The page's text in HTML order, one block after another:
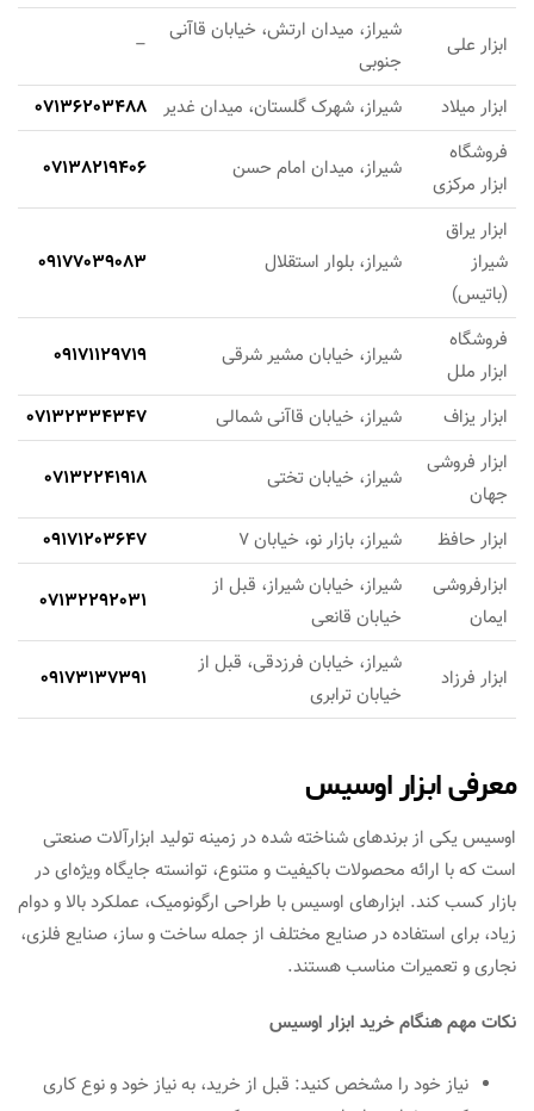
ابزار علی
شیراز، میدان ارتش، خیابان قاآنی
جنوبی
–
ابزار میلاد شیراز، شهرک گلستان، میدان غدیر
07136203488
فروشگاه
ابزار مرکزی
شیراز، میدان امام حسن 07138219406
ابزار یراق
شیراز
(باتیس)
شیراز، بلوار استقلال 09177039083
فروشگاه
ابزار ملل
شیراز، خیابان مشیر شرقی 09171129719
ابزار یزاف شیراز، خیابان قاآنی شمالی
07132334347
ابزار فروشی
جهان
شیراز، خیابان تختی 07132241918
ابزار حافظ شیراز، بازار نو، خیابان 7
09171203647
ابزارفروشی
ایمان
شیراز، خیابان شیراز، قبل از
خیابان قانعی
07132292031
ابزار فرزاد
شیراز، خیابان فرزدقی، قبل از
خیابان ترابری
09173137391
معرفی ابزار اوسیس
اوسیس یکی از برندهای شناخته شده در زمینه تولید ابزارآلات صنعتی
است که با ارائه محصولات باکیفیت و متنوع، توانسته جایگاه ویژه‌ای در
بازار کسب کند. ابزارهای اوسیس با طراحی ارگونومیک، عملکرد بالا و دوام
زیاد، برای استفاده در صنایع مختلف از جمله ساخت و ساز، صنایع فلزی،
نجاری و تعمیرات مناسب هستند.
نکات مهم هنگام خرید ابزار اوسیس
نیاز خود را مشخص کنید: قبل از خرید، به نیاز خود و نوع کاری